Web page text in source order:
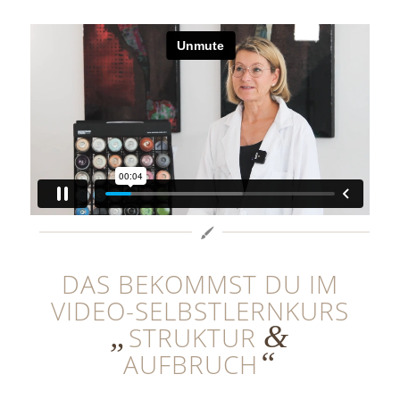
DAS BEKOMMST DU IM
VIDEO-SELBSTLERNKURS
„STRUKTUR &
AUFBRUCH “